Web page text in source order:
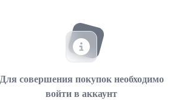
Для совершения покупок необходимо
войти в аккаунт